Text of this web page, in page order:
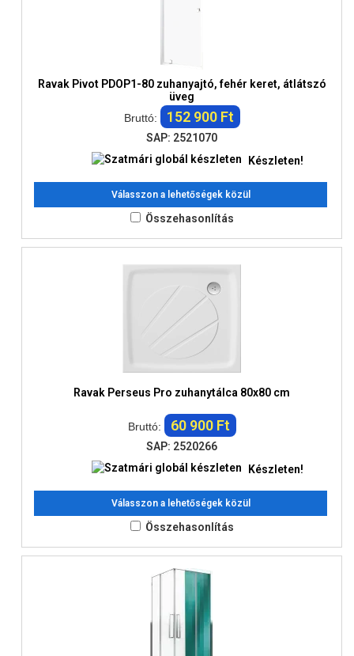
Ravak Pivot PDOP1-80 zuhanyajtó, fehér keret, átlátszó
üveg
Bruttó:
152 900 Ft
SAP: 2521070
Készleten!
Válasszon a lehetőségek közül
Összehasonlítás
Ravak Perseus Pro zuhanytálca 80x80 cm
Bruttó: 60 900 Ft
SAP: 2520266
Készleten!
Válasszon a lehetőségek közül
Összehasonlítás